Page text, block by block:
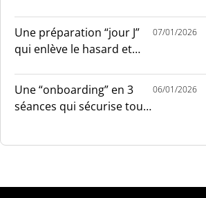
Une préparation “jour J”
qui enlève le hasard et
07/01/2026
Une “onboarding” en 3
séances qui sécurise tout
06/01/2026